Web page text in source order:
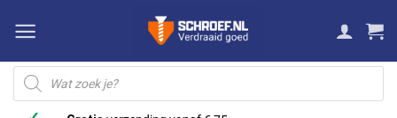
naar
inhoud
Producten
zoeken